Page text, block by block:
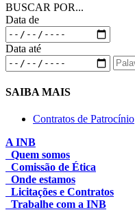
BUSCAR POR...
Data de
Data até
SAIBA MAIS
Contratos de Patrocínio
A INB
Quem somos
Comissão de Ética
Onde estamos
Licitações e Contratos
Trabalhe com a INB